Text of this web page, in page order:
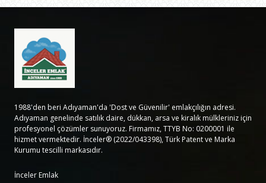
1988'den beri Adıyaman'da 'Dost ve Güvenilir' emlakçılığın adresi.
Adıyaman genelinde satılık daire, dükkan, arsa ve kiralık mülkleriniz için
profesyonel çözümler sunuyoruz. Firmamız, TTYB No: 0200001 ile
hizmet vermektedir. İnceler® (2022/043398), Türk Patent ve Marka
Kurumu tescilli markasıdır.
İnceler Emlak